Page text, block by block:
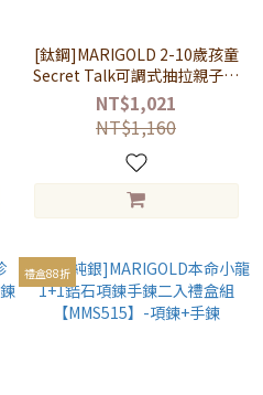
[鈦鋼]MARIGOLD 2-10歲孩童
Secret Talk可調式抽拉親子手
環禮盒【KMD097-C】
NT$1,021
NT$1,160
禮盒88折